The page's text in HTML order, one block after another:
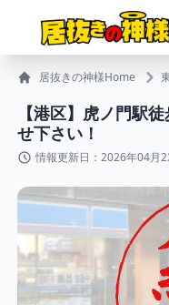
居抜きの神様Home
【港区】虎ノ門駅
せ下さい！
情報更新日：2026年04月